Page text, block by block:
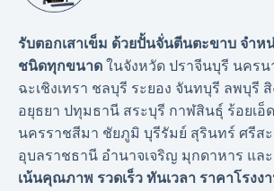
รับตอกเสาเข็ม ด้วยปั้นจั่นตีนตะขาบ จำห
ชนิดทุกขนาด ในจังหวัด ปราจีนบุรี นครน
ฉะเชิงเทรา ชลบุรี ระยอง จันทบุรี ลพบุรี
อยุธยา ปทุมธานี สระบุรี กาฬสินธุ์ ร้อยเอ็
นครราชสีมา ชัยภูมิ บุรีรัมย์ สุรินทร์ ศรีสะ
อุบลราชธานี อำนาจเจริญ มุกดาหาร และ
เน้นคุณภาพ รวดเร็ว ทันเวลา ราคาโรงง